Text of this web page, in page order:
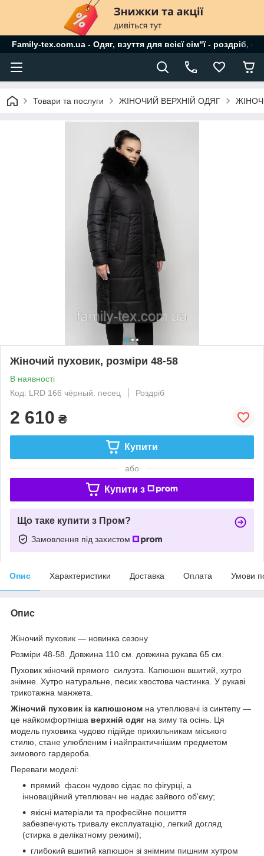
Family-tex.com.ua - Одяг, взуття для всієї сім"ї - роздріб,
Товари та послуги ЖІНОЧИЙ ВЕРХНІЙ ОДЯГ
Жіночий пуховик, розміри 48-58
В наявності
Код: LRD 166 чёрный. песец
Роздріб
2 610 ₴
Купити
або
Купити з
Що таке купити з Пром?
Замовлення під захистом
Опис Характеристики Доставка Оплата Умови
Опис
Жіночий пуховик — новинка сезону
Розміри 48-58. Довжина 110 см. довжина рукава 65 см.
Пуховик жіночий прямого силуэта. Капюшон вшитий, хутро
знімне. Хутро натуральне, песик хвостова частинка. У рукаві
трикотажна манжета.
Жіночий пуховик із капюшоном на утеплювачі із синтепу —
це найкомфортніша верхній одяг на зиму та осінь. Ця
модель пуховика чудово підійде прихильникам міського
стилю, стане улюбленим і найпрактичнішим предметом
зимового гардероба.
Переваги моделі:
прямий фасон чудово сідає по фігурці, а
інноваційний утеплювач не надає зайвого об'єму;
якісні матеріали та професійне пошиття
забезпечують тривалу експлуатацію, легкий догляд
(стирка в делікатному режимі);
глибокий вшитий капюшон зі знімним пишним хутром